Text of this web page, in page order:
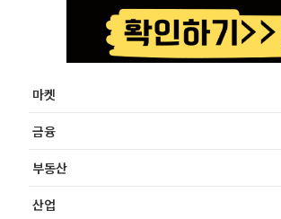
마켓
금융
부동산
산업